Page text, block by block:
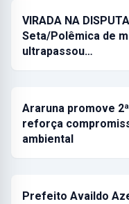
VIRADA NA
Seta/Polêmica de
ultrapassou…
Araruna promove
reforça
ambiental
Prefeito Availdo